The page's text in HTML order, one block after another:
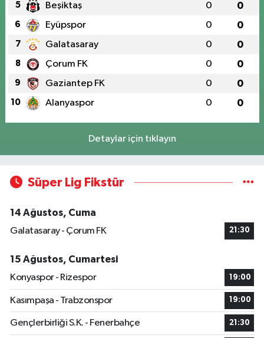
5 Beşiktaş 0 0
6 Eyüpspor 0 0
7 Galatasaray 0 0
8 Çorum FK 0 0
9 Gaziantep FK 0 0
10 Alanyaspor 0 0
Detaylar için tıklayın
Süper Lig Fikstür
14 Ağustos, Cuma
Galatasaray - Çorum FK
21:30
15 Ağustos, Cumartesi
Konyaspor - Rizespor
19:00
Kasımpaşa - Trabzonspor 19:00
Gençlerbirliği S.K. - Fenerbahçe 21:30